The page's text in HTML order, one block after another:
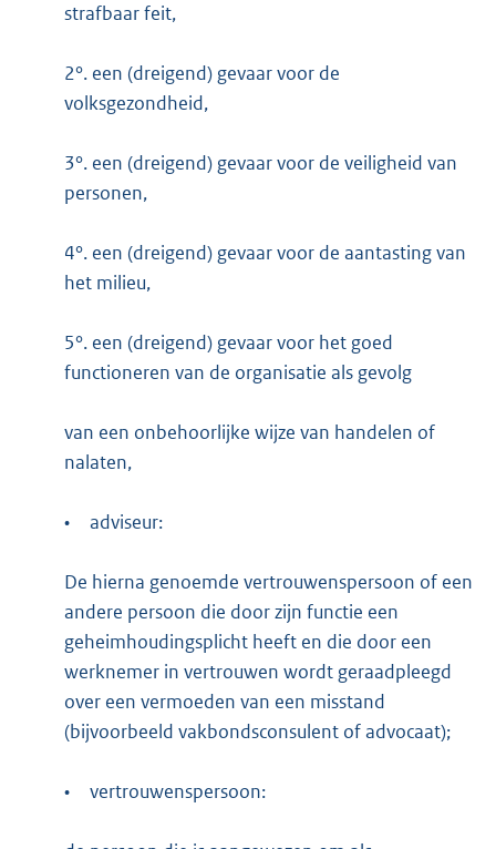
strafbaar feit,
2°. een (dreigend) gevaar voor de
volksgezondheid,
3°. een (dreigend) gevaar voor de veiligheid van
personen,
4°. een (dreigend) gevaar voor de aantasting van
het milieu,
5°. een (dreigend) gevaar voor het goed
functioneren van de organisatie als gevolg
van een onbehoorlijke wijze van handelen of
nalaten,
• adviseur:
De hierna genoemde vertrouwenspersoon of een
andere persoon die door zijn functie een
geheimhoudingsplicht heeft en die door een
werknemer in vertrouwen wordt geraadpleegd
over een vermoeden van een misstand
(bijvoorbeeld vakbondsconsulent of advocaat);
• vertrouwenspersoon: